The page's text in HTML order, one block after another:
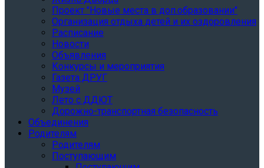
Проект "Новые места в доп.образовании"
Организация отдыха детей и их оздоровления
Расписание
Новости
Объявления
Конкурсы и мероприятия
Газета ДРУГ
Музей
Лето с ДДЮТ
Дорожно-транспортная безопасность
Объединения
Родителям
Родителям
Поступающим